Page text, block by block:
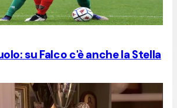
su Falco c'è anche la Stella